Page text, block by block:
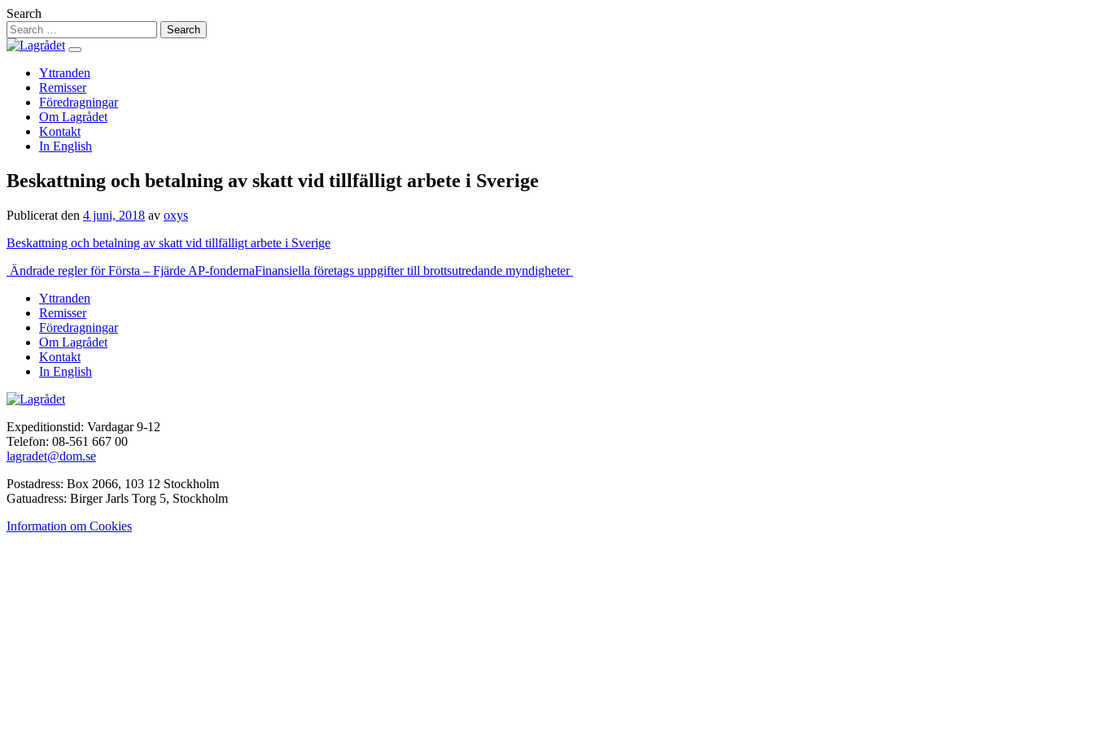
Hoppa
till
innehåll
Search
Yttranden
Remisser
Föredragningar
Om Lagrådet
Kontakt
In English
Beskattning och betalning av skatt vid tillfälligt arbete i Sverige
Publicerat den 4 juni, 2018 av oxys
Beskattning och betalning av skatt vid tillfälligt arbete i Sverige
Inläggsnavigering
Ändrade regler för Första – Fjärde AP-fondernaFinansiella företags uppgifter till brottsutredande myndigheter
Yttranden
Remisser
Föredragningar
Om Lagrådet
Kontakt
In English
Expeditionstid: Vardagar 9-12
Telefon: 08-561 667 00
lagradet@dom.se
Postadress: Box 2066, 103 12 Stockholm
Gatuadress: Birger Jarls Torg 5, Stockholm
Information om Cookies